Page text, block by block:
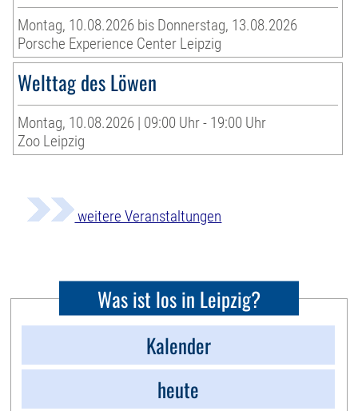
Montag, 10.08.2026 bis Donnerstag, 13.08.2026
Porsche Experience Center Leipzig
Welttag des Löwen
Montag, 10.08.2026 | 09:00 Uhr - 19:00 Uhr
Zoo Leipzig
weitere Veranstaltungen
Was ist los in Leipzig?
Kalender
heute